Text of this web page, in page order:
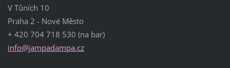
V Tůních 10
Praha 2 - Nové Město
+ 420 704 718 530 (na bar)
info@jampadampa.cz